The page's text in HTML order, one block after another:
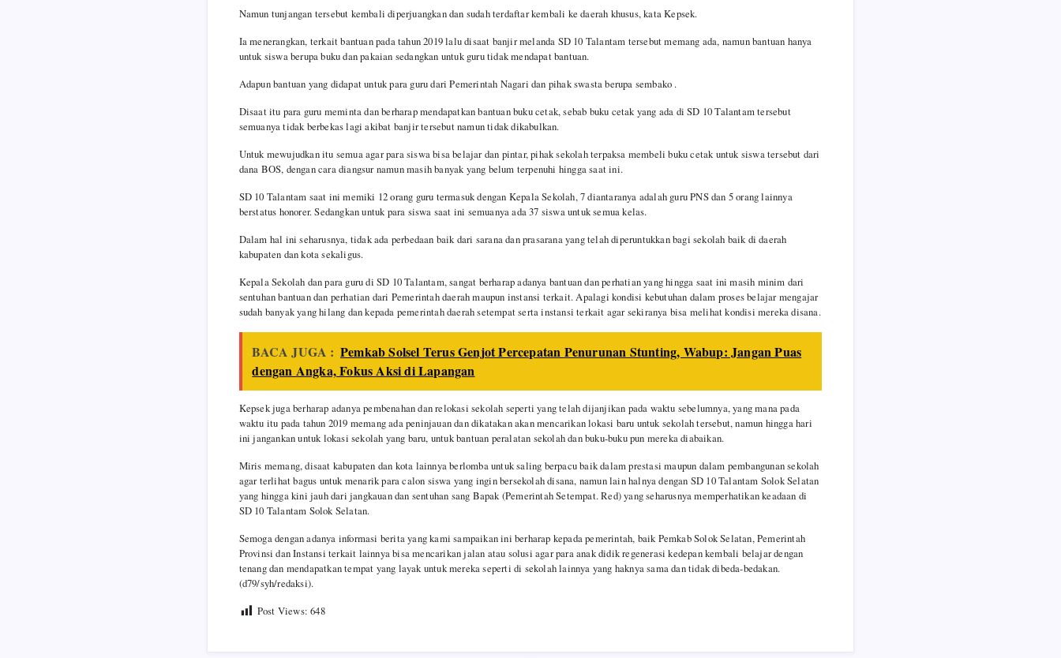
Namun tunjangan tersebut kembali diperjuangkan dan sudah terdaftar kembali ke daerah khusus, kata Kepsek.
Ia menerangkan, terkait bantuan pada tahun 2019 lalu disaat banjir melanda SD 10 Talantam tersebut memang ada, namun bantuan hanya
untuk siswa berupa buku dan pakaian sedangkan untuk guru tidak mendapat bantuan.
Adapun bantuan yang didapat untuk para guru dari Pemerintah Nagari dan pihak swasta berupa sembako .
Disaat itu para guru meminta dan berharap mendapatkan bantuan buku cetak, sebab buku cetak yang ada di SD 10 Talantam tersebut
semuanya tidak berbekas lagi akibat banjir tersebut namun tidak dikabulkan.
Untuk mewujudkan itu semua agar para siswa bisa belajar dan pintar, pihak sekolah terpaksa membeli buku cetak untuk siswa tersebut dari
dana BOS, dengan cara diangsur namun masih banyak yang belum terpenuhi hingga saat ini.
SD 10 Talantam saat ini memiki 12 orang guru termasuk dengan Kepala Sekolah, 7 diantaranya adalah guru PNS dan 5 orang lainnya
berstatus honorer. Sedangkan untuk para siswa saat ini semuanya ada 37 siswa untuk semua kelas.
Dalam hal ini seharusnya, tidak ada perbedaan baik dari sarana dan prasarana yang telah diperuntukkan bagi sekolah baik di daerah
kabupaten dan kota sekaligus.
Kepala Sekolah dan para guru di SD 10 Talantam, sangat berharap adanya bantuan dan perhatian yang hingga saat ini masih minim dari
sentuhan bantuan dan perhatian dari Pemerintah daerah maupun instansi terkait. Apalagi kondisi kebutuhan dalam proses belajar mengajar
sudah banyak yang hilang dan kepada pemerintah daerah setempat serta instansi terkait agar sekiranya bisa melihat kondisi mereka disana.
BACA JUGA : Pemkab Solsel Terus Genjot Percepatan Penurunan Stunting, Wabup: Jangan Puas
dengan Angka, Fokus Aksi di Lapangan
Kepsek juga berharap adanya pembenahan dan relokasi sekolah seperti yang telah dijanjikan pada waktu sebelumnya, yang mana pada
waktu itu pada tahun 2019 memang ada peninjauan dan dikatakan akan mencarikan lokasi baru untuk sekolah tersebut, namun hingga hari
ini jangankan untuk lokasi sekolah yang baru, untuk bantuan peralatan sekolah dan buku-buku pun mereka diabaikan.
Miris memang, disaat kabupaten dan kota lainnya berlomba untuk saling berpacu baik dalam prestasi maupun dalam pembangunan sekolah
agar terlihat bagus untuk menarik para calon siswa yang ingin bersekolah disana, namun lain halnya dengan SD 10 Talantam Solok Selatan
yang hingga kini jauh dari jangkauan dan sentuhan sang Bapak (Pemerintah Setempat. Red) yang seharusnya memperhatikan keadaan di
SD 10 Talantam Solok Selatan.
Semoga dengan adanya informasi berita yang kami sampaikan ini berharap kepada pemerintah, baik Pemkab Solok Selatan, Pemerintah
Provinsi dan Instansi terkait lainnya bisa mencarikan jalan atau solusi agar para anak didik regenerasi kedepan kembali belajar dengan
tenang dan mendapatkan tempat yang layak untuk mereka seperti di sekolah lainnya yang haknya sama dan tidak dibeda-bedakan.
(d79/syh/redaksi).
Post Views: 648